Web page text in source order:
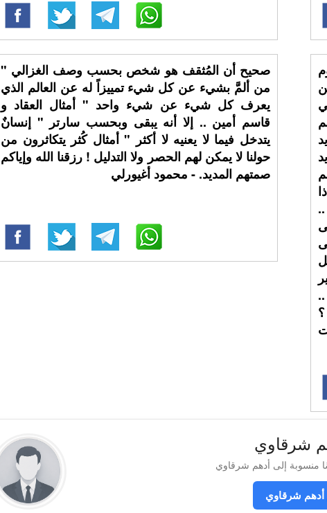
صحيح أن المُثقف هو شخص بحسب وصف الغزالي "
من ألمَّ بشيء عن كل شيء تمييزاً له عن العالم الذي
يعرف كل شيء عن شيء واحد " أمثال العقاد و
قاسم أمين .. إلا أنه يبقى وبحسب سارتر " إنسانٌ
يتدخل فيما لا يعنيه لا أكثر " أمثال كُثر يتكاثرون من
حولنا لا يمكن لهم الحصر ولا التدليل ! رزقنا الله وإياكم
صمتهم المديد. - محمود أغيورلي
شرقاوي
شرقاوي